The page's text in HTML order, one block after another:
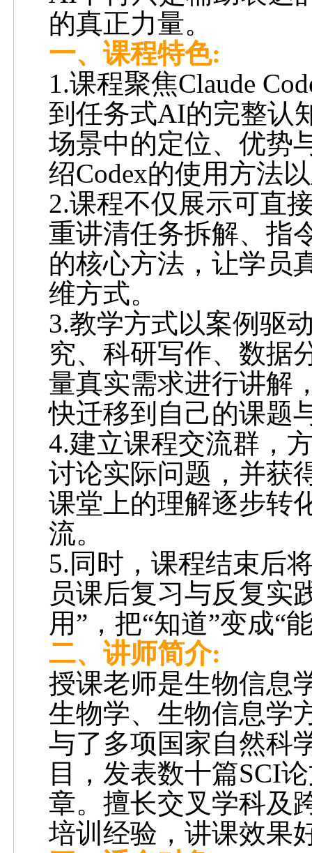
的真正力量。
一、 课程特色:
1.课程聚焦Claude
到任务式AI的完整认
场景中的定位、优势
绍Codex的使用方法
2.课程不仅展示可直
重讲清任务拆解、指
的核心方法，让学员
维方式。
3.教学方式以案例驱
究、科研写作、数据
量真实需求进行讲解
快迁移到自己的课题
4.建立课程交流群，
讨论实际问题，并获
课堂上的理解逐步转
流。
5.同时，课程结束后
员课后复习与反复实
用”，把“知道”变成“
二、讲师简介:
授课老师是生物信息
生物学、生物信息学
与了多项国家自然科
目，发表数十篇SCI
章。擅长交叉学科及
培训经验，讲课效果